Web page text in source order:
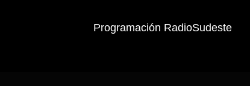
Programación RadioSudeste